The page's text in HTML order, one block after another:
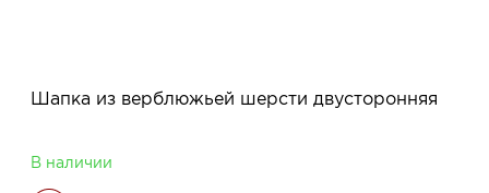
Шапка из верблюжьей шерсти двусторонняя
В наличии